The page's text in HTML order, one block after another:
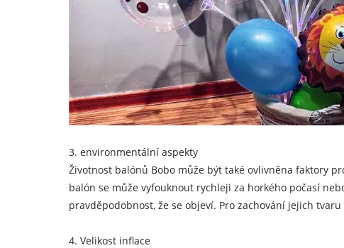
3. environmentální aspekty
Životnost balónů Bobo může být také ovlivněna faktory
balón se může vyfouknout rychleji za horkého počasí
pravděpodobnost, že se objeví. Pro zachování jejich
4. Velikost inflace